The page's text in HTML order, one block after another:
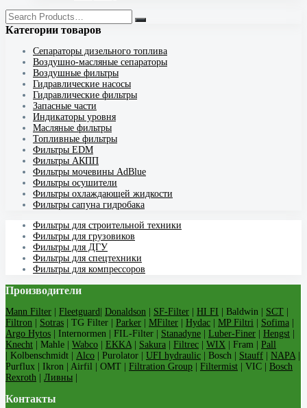
Категории товаров
Cепараторы дизельного топлива
Воздушно-масляные сепараторы
Воздушные фильтры
Гидравлические насосы
Гидравлические фильтры
Запасные части
Индикаторы уровня
Масляные фильтры
Топливные фильтры
Фильтры EDM
Фильтры АКПП
Фильтры мочевины AdBlue
Фильтры осушители
Фильтры охлаждающей жидкости
Фильтры сапуна гидробака
Фильтры для строительной техники
Фильтры для грузовиков
Фильтры для ДГУ
Фильтры для спецтехники
Фильтры для компрессоров
Производители
Mann Filter Fleetguard Donaldson SF-Filter HI FI | Baldwin | SCT
Filtron
Sotras | TG Filter | Parker MFilter Hydac MP Filtri Sofima
Argo Hytos | Internormen | FIL-Filter | Stanadyne Luber-Finer Hengst
Knecht | Mahle | Wabco EKKA Sakura Filtrec WIX | Fram | Pall
| Kolbenschmidt | Alco | Purolator | UFI hydraulic | Bosch | Stauff NAPA
Purflux | Ikron | Airfil | OMT | Filtration Group Filtermist | VIC | Bosch
Rexroth
Ливны
Контакты